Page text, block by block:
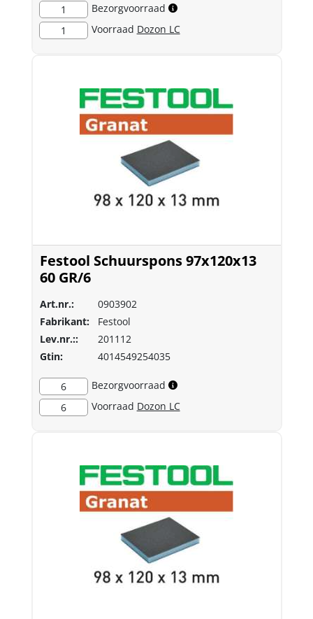
1
Bezorgvoorraad
1
Voorraad Dozon LC
Festool Schuurspons 97x120x13
60 GR/6
Art.nr.:
0903902
Fabrikant:
Festool
Lev.nr.::
201112
Gtin:
4014549254035
6
Bezorgvoorraad
6
Voorraad Dozon LC